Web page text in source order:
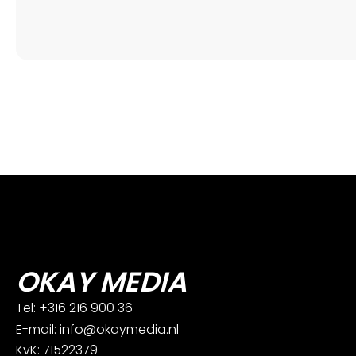
OKAY MEDIA
Tel: +316 216 900 36
E-mail: info@okaymedia.nl
KvK: 71522379